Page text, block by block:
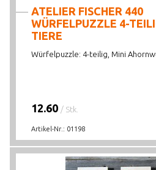
ATELIER FISCHER 440
WÜRFELPUZZLE 4-
TIERE
Würfelpuzzle: 4-teilig, Mini
12.60 / Stk.
Artikel-Nr.: 01198